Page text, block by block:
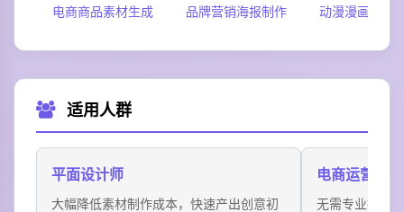
电商商品素材生成 品牌营销海报制作 动漫漫画分镜
适用人群
平面设计师
大幅降低素材制作成本，快速产出创意初
电商运营人员
无需专业摄影